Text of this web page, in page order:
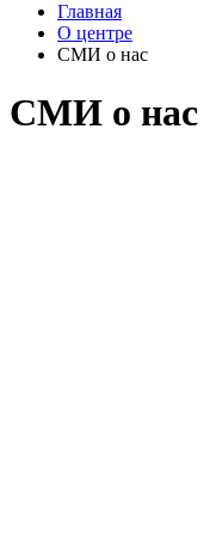
Главная
О центре
СМИ о нас
СМИ о нас